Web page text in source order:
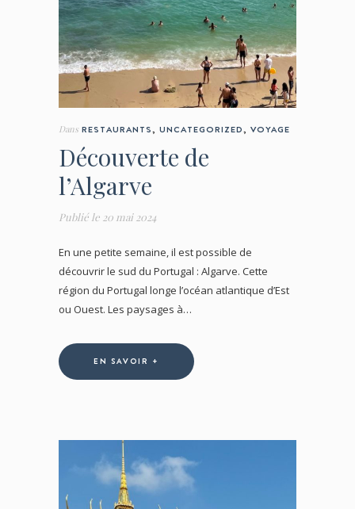
Dans RESTAURANTS, UNCATEGORIZED, VOYAGE
Découverte de
l’Algarve
Publié le 20 mai 2024
En une petite semaine, il est possible de
découvrir le sud du Portugal : Algarve. Cette
région du Portugal longe l’océan atlantique d’Est
ou Ouest. Les paysages à…
EN SAVOIR +